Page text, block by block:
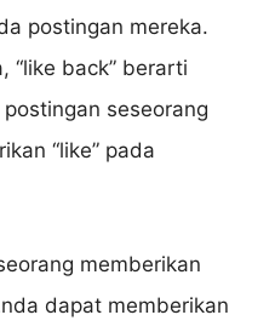
postingan mereka.
“like back” berarti
postingan seseorang
“like” pada
memberikan
dapat memberikan